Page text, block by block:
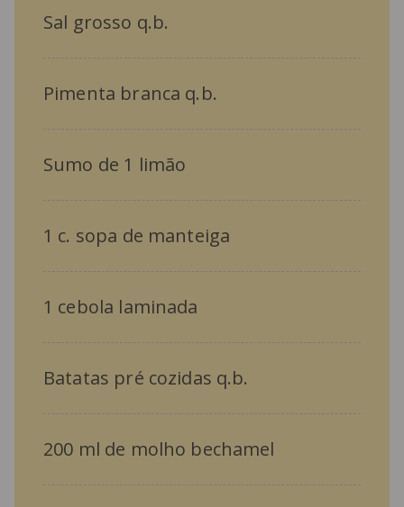
Sal grosso q.b.
Pimenta branca q.b.
Sumo de 1 limão
1 c. sopa de manteiga
1 cebola laminada
Batatas pré cozidas q.b.
200 ml de molho bechamel